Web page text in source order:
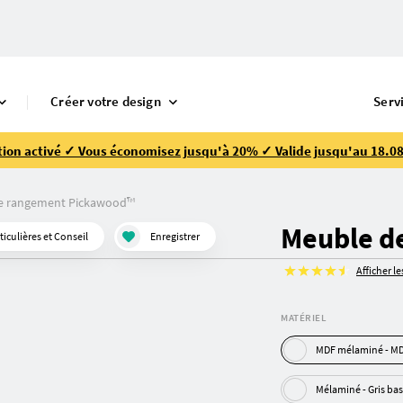
Créer votre design
activé ✓ Vous économisez jusqu'à 20% ✓ Valide jusqu'au
rangement Pickawood™
et Conseil Enregistrer Meuble
Afficher
MATÉRIEL
Mélaminé -